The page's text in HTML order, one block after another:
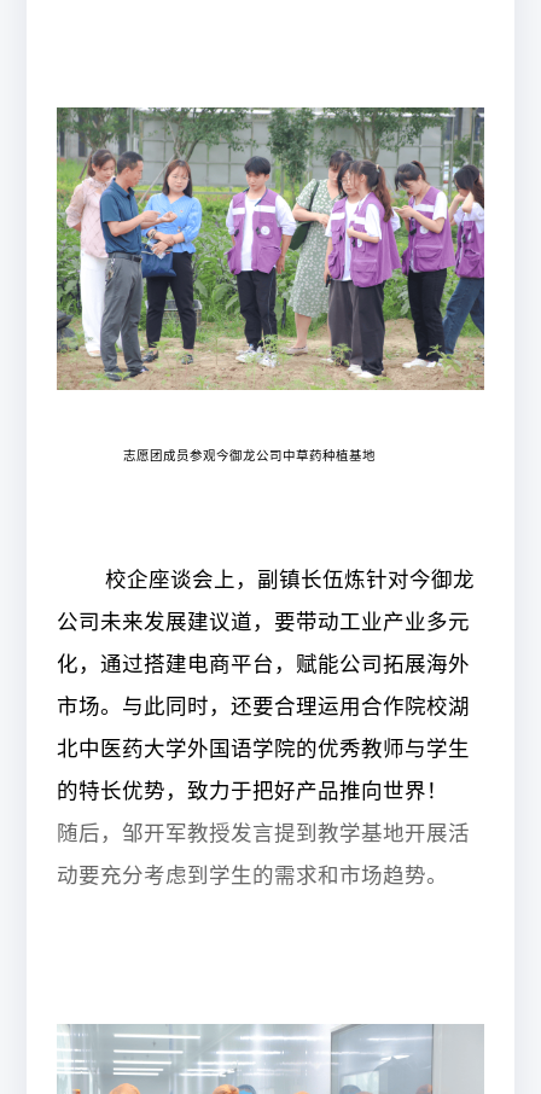
志愿团成员参观今御龙公司中草药种植基地
校企座谈会上， 副镇长伍炼针对今御龙
公司未来发展建议道，要带动工业产业多元
化，通过搭建电商平台 ， 赋能公司拓展海外
市场。 与此同时，还要合理运用合作院校湖
北中医药大学外国语学院的优秀教师与学生
的特长优势，致力于把好产品推向世界！
随后，邹开军教授发言提到教学基地开展活
动要充分考虑到学生的需求和市场趋势。